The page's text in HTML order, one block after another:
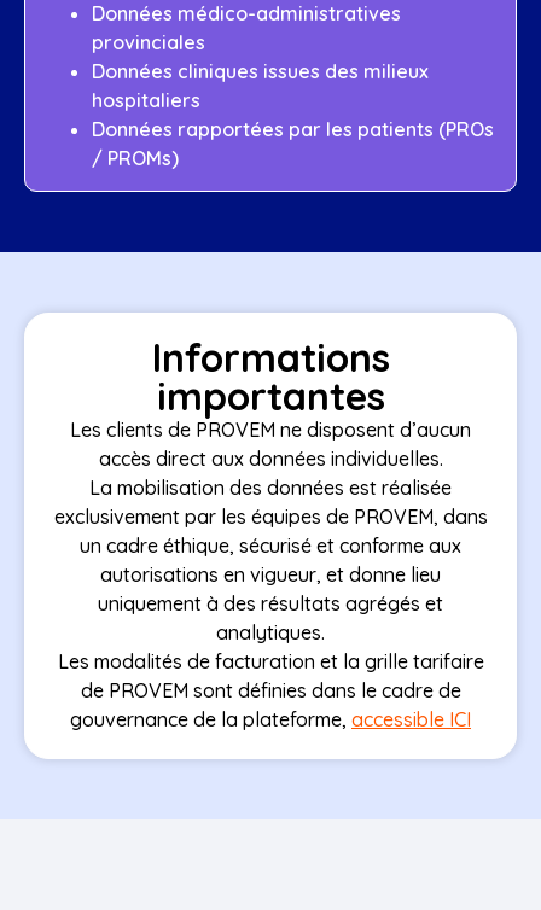
Données médico-administratives
provinciales
Données cliniques issues des milieux
hospitaliers
Données rapportées par les patients (PROs
/ PROMs)
Informations
importantes
Les clients de PROVEM ne disposent d’aucun
accès direct aux données individuelles.
La mobilisation des données est réalisée
exclusivement par les équipes de PROVEM, dans
un cadre éthique, sécurisé et conforme aux
autorisations en vigueur, et donne lieu
uniquement à des résultats agrégés et
analytiques.
Les modalités de facturation et la grille tarifaire
de PROVEM sont définies dans le cadre de
gouvernance de la plateforme, accessible ICI